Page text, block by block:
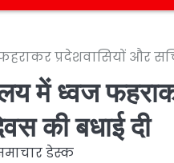
प्रदेशवासियों और
में ध्वज
की बधाई दी
डेस्क